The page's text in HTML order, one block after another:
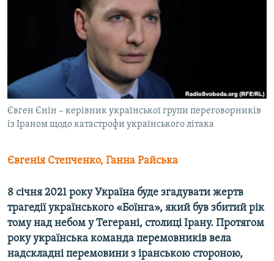
СПЕЦПРОЄКТИ
КРИМ РЕАЛІЇ
РУС
УКР
КТАТ
ДОЛУЧАЙСЯ!
Усі сайти RFE/RL
Євген Єнін – керівник української групи переговорників
із Іраном щодо катастрофи українського літака
Євгенія Степченко, Ганна Райська
8 січня 2021 року Україна буде згадувати жертв
трагедії українського «Боїнга», який був збитий рік
тому над небом у Тегерані, столиці Ірану. Протягом
року українська команда перемовників вела
надскладні перемовини з іранською стороною,